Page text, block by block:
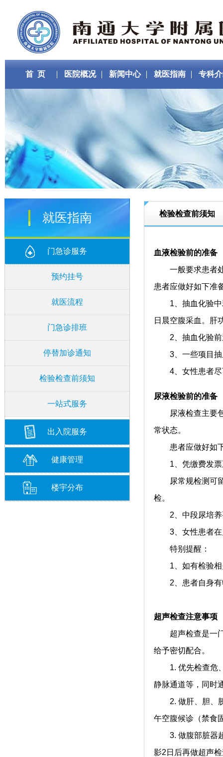
首 页 医院概况 新闻中心 就医指南 专科
就医指南
门急诊服务
预约挂号
就医流程
门急诊排班
停替加诊通知
检验检查前须知
一站式服务
出入院服务
健康管理
楼宇分布
检验检查前须知
血液检验前的准备
一般要求患者处
患者应做好如下准
1、抽血化验中若
日晨空腹采血。肝
2、抽血化验前
3、一些项目抽血
4、女性患者尽
尿液检验前的准备
尿液检查主要包
常状态。
患者应做好如
1、凭缴费发票至
尿常规检测可留
检。
2、中段尿培养
3、女性患者在
特别提醒：
1、如有检验相
2、患者自身有
超声检查注意事项
超声检查是一门
给予密切配合。
1. 优先检查危、
静脉通道等，同时
2. 做肝、胆、胰
午空腹候诊（禁食
3. 做腹部脏器超
影2日后再做超声